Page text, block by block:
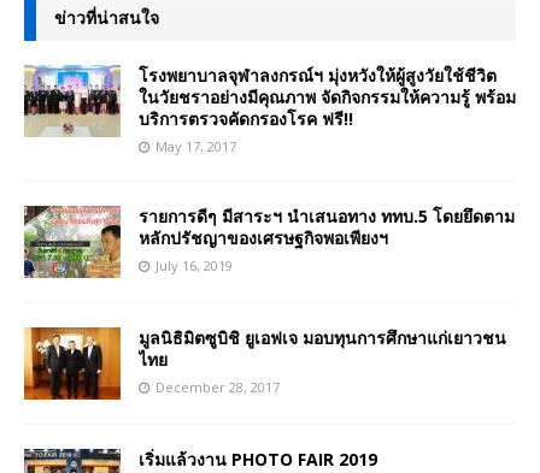
ข่าวที่น่าสนใจ
โรงพยาบาลจุฬาลงกรณ์ฯ มุ่งหวังให้ผู้สูงวัยใช้ชีวิต
ในวัยชราอย่างมีคุณภาพ จัดกิจกรรมให้ความรู้ พร้อม
บริการตรวจคัดกรองโรค ฟรี!!
May 17, 2017
รายการดีๆ มีสาระฯ นำเสนอทาง ททบ.5 โดยยึดตาม
หลักปรัชญาของเศรษฐกิจพอเพียงฯ
July 16, 2019
มูลนิธิมิตซูบิชิ ยูเอฟเจ มอบทุนการศึกษาแก่เยาวชน
ไทย
December 28, 2017
เริ่มแล้วงาน PHOTO FAIR 2019